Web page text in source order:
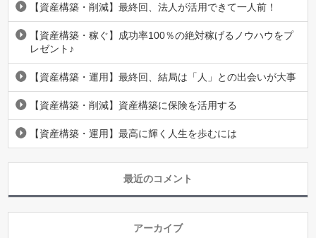
【資産構築・削減】最終回、法人が活用できて一人前！
【資産構築・稼ぐ】成功率100％の絶対稼げるノウハウをプ
レゼント♪
【資産構築・運用】最終回、結局は「人」との出会いが大事
【資産構築・削減】資産構築に保険を活用する
【資産構築・運用】最高に輝く人生を歩むには
最近のコメント
アーカイブ